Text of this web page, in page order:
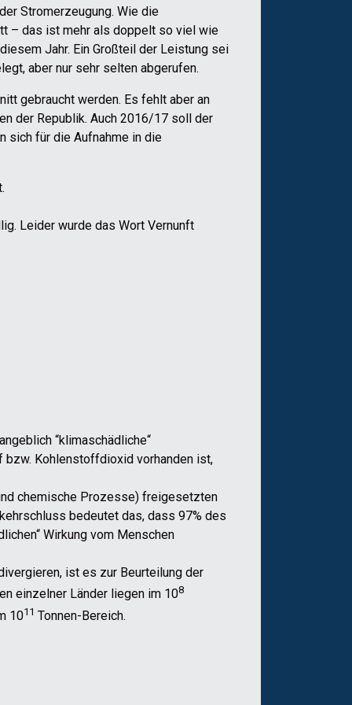
Stromerzeugung. Wie die
– das ist mehr als doppelt so viel wie
Jahr. Ein Großteil der Leistung sei
aber nur sehr selten abgerufen.
gebraucht werden. Es fehlt aber an
der Republik. Auch 2016/17 soll der
sich für die Aufnahme in die
Leider wurde das Wort Vernunft
“klimaschädliche“
bzw. Kohlenstoffdioxid vorhanden ist,
chemische Prozesse) freigesetzten
bedeutet das, dass 97% des
Wirkung vom Menschen
ist es zur Beurteilung der
einzelner Länder liegen im 108
1011 Tonnen-Bereich.